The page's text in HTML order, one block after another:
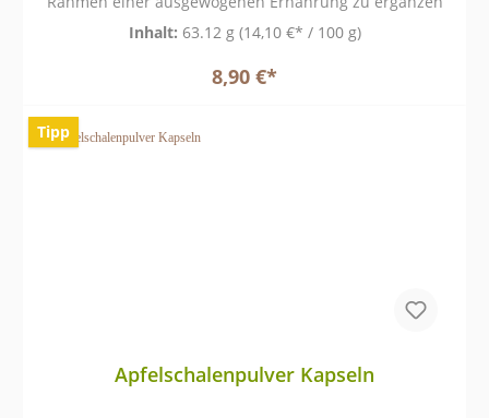
Inhalt: 63.12 g (14,10 €* / 100 g)
8,90 €*
Tipp
Apfelschalenpulver Kapseln